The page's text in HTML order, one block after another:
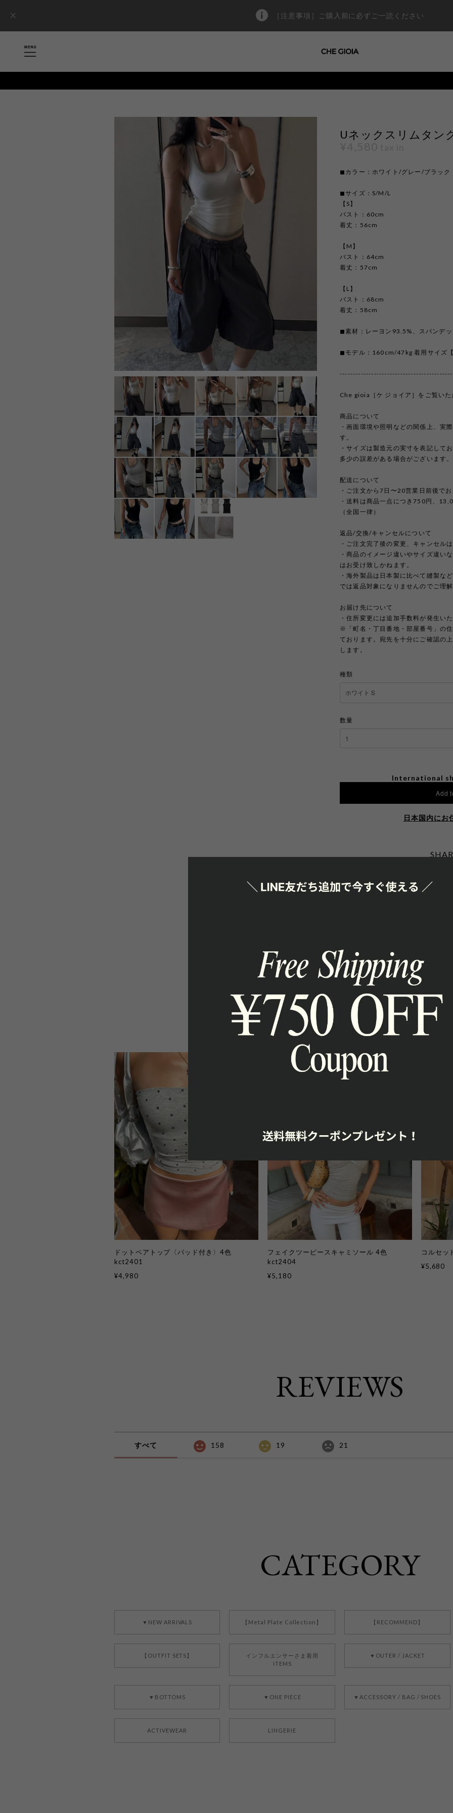
［注意事項］ご購入前に必ずご一読ください
Uネックスリムタン
◼︎カラー：ホワイト/グレー/ブラック
◼︎サイズ：S/M/L
【S】
バスト：60cm
着丈：56cm
【M】
バスト：64cm
着丈：57cm
【L】
バスト：68cm
着丈：58cm
◼︎素材：レーヨン93.5%、スパンデ
◼︎モデル：160cm/47kg 着用サイズ
Che gioia［ケ ジョイア］をご覧い
商品について
・画面環境や照明などの関係上、実
す。
・サイズは製造元の実寸を表記して
多少の誤差がある場合がございます。
配送について
・ご注文から7日〜20営業日前後で
・送料は商品一点につき750円、
（全国一律）
返品/交換/キャンセルについて
・ご注文完了後の変更、キャンセル
・商品のイメージ違いやサイズ違い
はお受け致しかねます。
・海外製品は日本製に比べて縫製な
では返品対象になりませんのでご理
お届け先について
・住所変更には追加手数料が発生い
※「町名・丁目番地・部屋番号」の
ております。宛先を十分にご確認の
します。
種類
数量
International
Add
日本国内にお
RELATED
ドットベアトップ〈パッド付き〉4色
kct2401
¥4,980
フェイクツーピースキャミソール 4色
kct2404
¥5,180
コルセ
¥5,680
REVIEWS
すべて 158 19 21
CATEGORY
▼NEW ARRIVALS 【Metal Plate Collection】 【RECOMMEND】
【OUTFIT SETS】
インフルエンサーさま着用
ITEMS
▼OUTER / JACKET
▼BOTTOMS ▼ONE PIECE ▼ACCESSORY / BAG / SHOES
ACTIVEWEAR LINGERIE